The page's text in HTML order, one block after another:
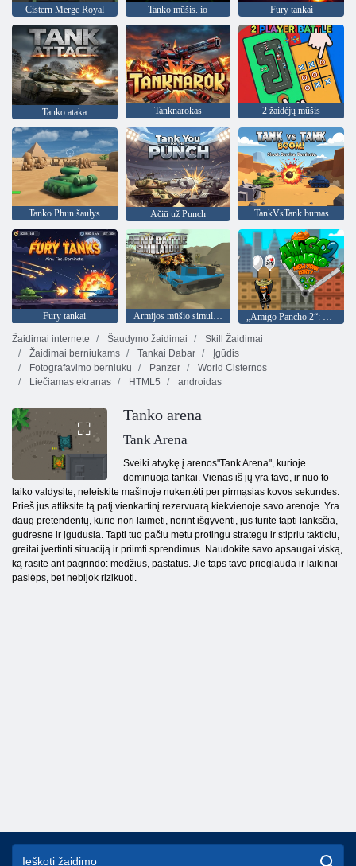
Cistern Merge Royal Tanko mūšis. io Fury tankai
Tanko ataka Tanknarokas 2 žaidėjų mūšis
Tanko Phun šaulys Ačiū už Punch TankVsTank bumas
Fury tankai Armijos mūšio simuliatorius
„Amigo Pancho 2“: Niujorko vakarėlis
Žaidimai internete
Šaudymo žaidimai
Skill Žaidimai
Žaidimai berniukams
Tankai Dabar
Įgūdis
Fotografavimo berniukų
Panzer
World Cisternos
Liečiamas ekranas
HTML5 androidas
Tanko arena
Tank Arena
Sveiki atvykę į arenos"Tank Arena", kurioje
dominuoja tankai. Vienas iš jų yra tavo, ir nuo to
laiko valdysite, neleiskite mašinoje nukentėti per pirmąsias kovos sekundes.
Prieš jus atliksite tą patį vienkartinį rezervuarą kiekvienoje savo arenoje. Yra
daug pretendentų, kurie nori laimėti, norint išgyventi, jūs turite tapti lanksčia,
gudresne ir įgudusia. Tapti tuo pačiu metu protingu strategu ir stipriu takticiu,
greitai įvertinti situaciją ir priimti sprendimus. Naudokite savo apsaugai viską,
ką rasite ant pagrindo: medžius, pastatus. Jie taps tavo prieglauda ir laikinai
paslėps, bet nebijok rizikuoti.